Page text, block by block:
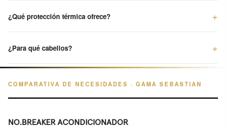
¿Qué protección térmica ofrece?
¿Para qué cabellos?
COMPARATIVA DE NECESIDADES · GAMA SEBASTIAN
NO.BREAKER ACONDICIONADOR